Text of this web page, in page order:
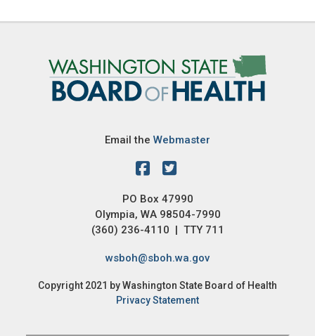
Image
Email the Webmaster
PO Box 47990
Olympia, WA 98504-7990
(360) 236-4110 | TTY 711
wsboh@sboh.wa.gov
Copyright 2021 by Washington State Board of Health
Privacy Statement